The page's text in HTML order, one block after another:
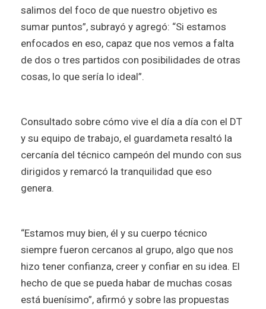
salimos del foco de que nuestro objetivo es
sumar puntos”, subrayó y agregó: “Si estamos
enfocados en eso, capaz que nos vemos a falta
de dos o tres partidos con posibilidades de otras
cosas, lo que sería lo ideal”.
Consultado sobre cómo vive el día a día con el DT
y su equipo de trabajo, el guardameta resaltó la
cercanía del técnico campeón del mundo con sus
dirigidos y remarcó la tranquilidad que eso
genera.
“Estamos muy bien, él y su cuerpo técnico
siempre fueron cercanos al grupo, algo que nos
hizo tener confianza, creer y confiar en su idea. El
hecho de que se pueda habar de muchas cosas
está buenísimo”, afirmó y sobre las propuestas